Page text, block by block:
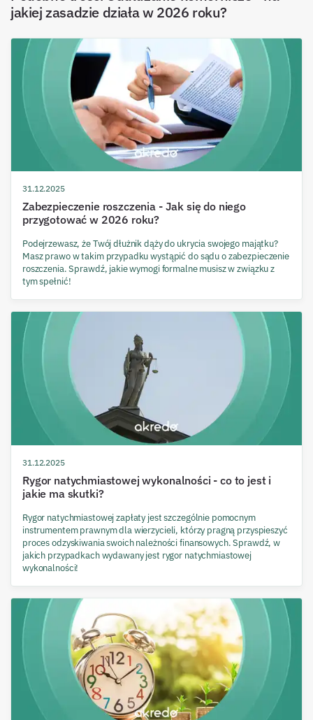
jakiej zasadzie działa w 2026 roku?
31.12.2025
Zabezpieczenie roszczenia - Jak się do niego
przygotować w 2026 roku?
Podejrzewasz, że Twój dłużnik dąży do ukrycia swojego majątku?
Masz prawo w takim przypadku wystąpić do sądu o zabezpieczenie
roszczenia. Sprawdź, jakie wymogi formalne musisz w związku z
tym spełnić!
31.12.2025
Rygor natychmiastowej wykonalności - co to jest i
jakie ma skutki?
Rygor natychmiastowej zapłaty jest szczególnie pomocnym
instrumentem prawnym dla wierzycieli, którzy pragną przyspieszyć
proces odzyskiwania swoich należności finansowych. Sprawdź, w
jakich przypadkach wydawany jest rygor natychmiastowej
wykonalności!